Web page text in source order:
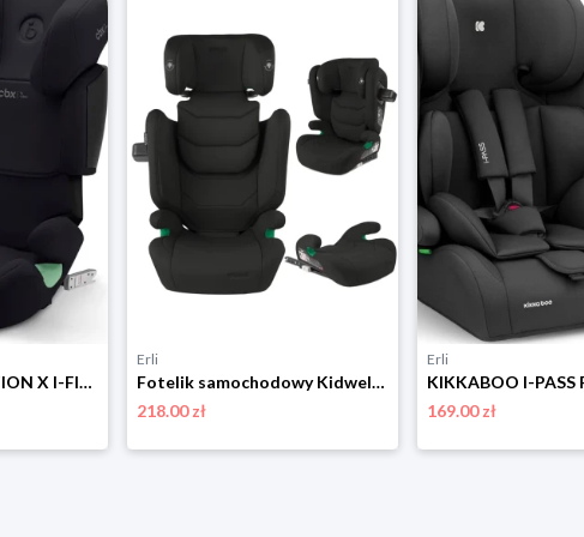
CYBEX CBX SOLUTION X I-FIX FOTELIK SAMOCHODOWY ISOFIX PURE BLACK 15-50 KG
Erli
Fotelik samochodowy Kidwell TENDO 100-150 cm ISOFIX I-SIZE 15-36 kg czarny
218.00 zł
Erli
169.00 zł